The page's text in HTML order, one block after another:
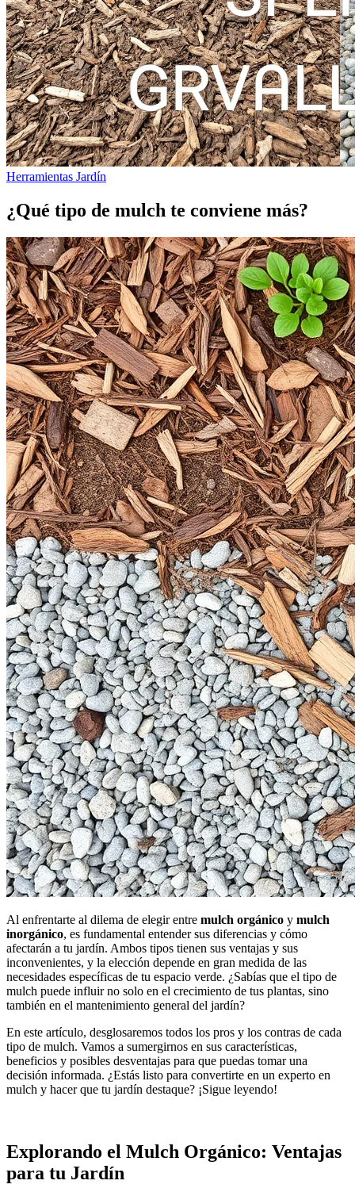
Herramientas Jardín
¿Qué tipo de mulch te conviene más?
Al enfrentarte al dilema de elegir entre mulch orgánico y mulch
inorgánico, es fundamental entender sus diferencias y cómo
afectarán a tu jardín. Ambos tipos tienen sus ventajas y sus
inconvenientes, y la elección depende en gran medida de las
necesidades específicas de tu espacio verde. ¿Sabías que el tipo de
mulch puede influir no solo en el crecimiento de tus plantas, sino
también en el mantenimiento general del jardín?
En este artículo, desglosaremos todos los pros y los contras de cada
tipo de mulch. Vamos a sumergirnos en sus características,
beneficios y posibles desventajas para que puedas tomar una
decisión informada. ¿Estás listo para convertirte en un experto en
mulch y hacer que tu jardín destaque? ¡Sigue leyendo!
Explorando el Mulch Orgánico: Ventajas
para tu Jardín